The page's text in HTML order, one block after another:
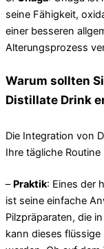
seine Fähigkeit,
einer besseren
Alterungsprozess
Warum sollten
Distillate Drink
Die Integration von
Ihre tägliche
– Praktik: Eines der
ist seine einfache
Pilzpräparaten, die
kann dieses